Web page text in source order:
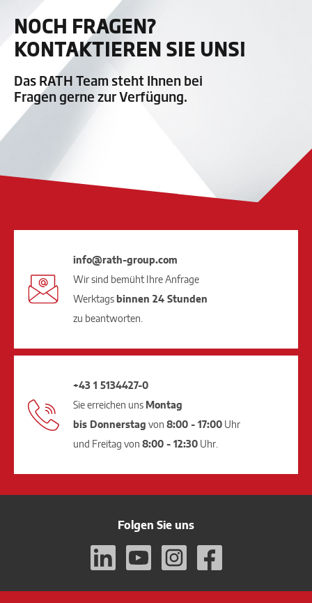
NOCH FRAGEN?
KONTAKTIEREN SIE UNS!
Das RATH Team steht Ihnen bei
Fragen gerne zur Verfügung.
info@rath-group.com
Wir sind bemüht Ihre Anfrage
Werktagsbinnen 24 Stunden
zu beantworten.
+43 1 5134427-0
Sie erreichen uns Montag
bis Donnerstag von 8:00 - 17:00 Uhr
und Freitag von 8:00 - 12:30 Uhr.
Folgen Sie uns